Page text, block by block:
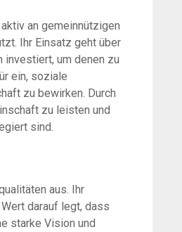
an gemeinnützigen
Ihr Einsatz geht über
investiert, um denen zu
ein, soziale
zu bewirken. Durch
zu leisten und
sind.
aus. Ihr
darauf legt, dass
starke Vision und